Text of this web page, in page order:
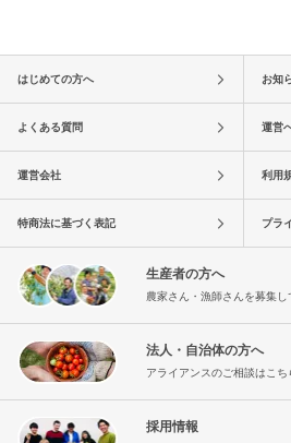
はじめての方へ お知
よくある質問 運営
運営会社 利用
特商法に基づく表記 プラ
生産者の方へ
農家さん・漁師さんを募集し
法人・自治体の方へ
アライアンスのご相談はこち
採用情報